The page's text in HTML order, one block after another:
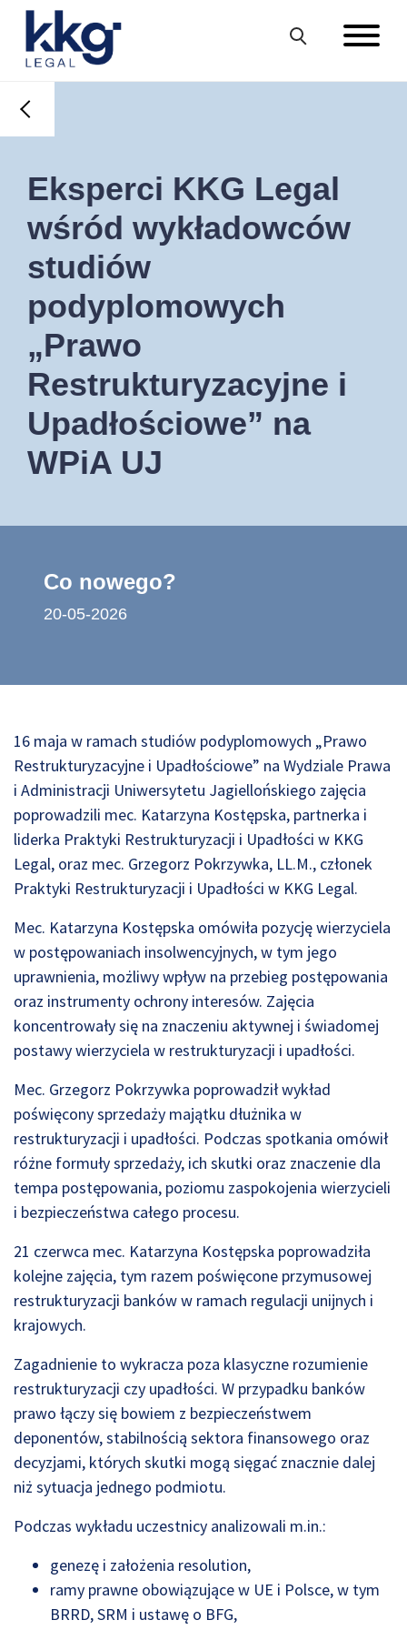
Eksperci KKG Legal
wśród wykładowców
studiów
podyplomowych
„Prawo
Restrukturyzacyjne i
Upadłościowe” na
WPiA UJ
Co nowego?
20-05-2026
16 maja w ramach studiów podyplomowych „Prawo
Restrukturyzacyjne i Upadłościowe” na Wydziale Prawa
i Administracji Uniwersytetu Jagiellońskiego zajęcia
poprowadzili mec. Katarzyna Kostępska, partnerka i
liderka Praktyki Restrukturyzacji i Upadłości w KKG
Legal, oraz mec. Grzegorz Pokrzywka, LL.M., członek
Praktyki Restrukturyzacji i Upadłości w KKG Legal.
Mec. Katarzyna Kostępska omówiła pozycję wierzyciela
w postępowaniach insolwencyjnych, w tym jego
uprawnienia, możliwy wpływ na przebieg postępowania
oraz instrumenty ochrony interesów. Zajęcia
koncentrowały się na znaczeniu aktywnej i świadomej
postawy wierzyciela w restrukturyzacji i upadłości.
Mec. Grzegorz Pokrzywka poprowadził wykład
poświęcony sprzedaży majątku dłużnika w
restrukturyzacji i upadłości. Podczas spotkania omówił
różne formuły sprzedaży, ich skutki oraz znaczenie dla
tempa postępowania, poziomu zaspokojenia wierzycieli
i bezpieczeństwa całego procesu.
21 czerwca mec. Katarzyna Kostępska poprowadziła
kolejne zajęcia, tym razem poświęcone przymusowej
restrukturyzacji banków w ramach regulacji unijnych i
krajowych.
Zagadnienie to wykracza poza klasyczne rozumienie
restrukturyzacji czy upadłości. W przypadku banków
prawo łączy się bowiem z bezpieczeństwem
deponentów, stabilnością sektora finansowego oraz
decyzjami, których skutki mogą sięgać znacznie dalej
niż sytuacja jednego podmiotu.
Podczas wykładu uczestnicy analizowali m.in.:
genezę i założenia resolution,
ramy prawne obowiązujące w UE i Polsce, w tym
BRRD, SRM i ustawę o BFG,